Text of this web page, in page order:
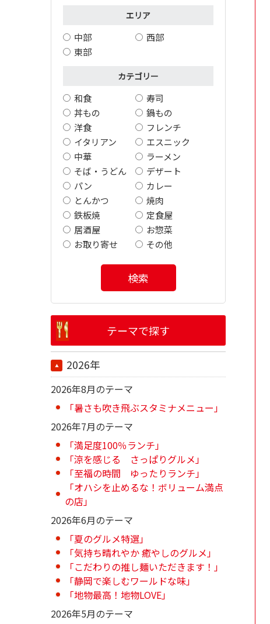
エリア
中部
西部
東部
カテゴリー
和食
寿司
丼もの
鍋もの
洋食
フレンチ
イタリアン
エスニック
中華
ラーメン
そば・うどん
デザート
パン
カレー
とんかつ
焼肉
鉄板焼
定食屋
居酒屋
お惣菜
お取り寄せ
その他
検索
テーマで探す
2026年
2026年8月のテーマ
「暑さも吹き飛ぶスタミナメニュー」
2026年7月のテーマ
「満足度100％ランチ」
「涼を感じる さっぱりグルメ」
「至福の時間 ゆったりランチ」
「オハシを止めるな！ボリューム満点
の店」
2026年6月のテーマ
「夏のグルメ特選」
「気持ち晴れやか 癒やしのグルメ」
「こだわりの推し麺いただきます！」
「静岡で楽しむワールドな味」
「地物最高！地物LOVE」
2026年5月のテーマ